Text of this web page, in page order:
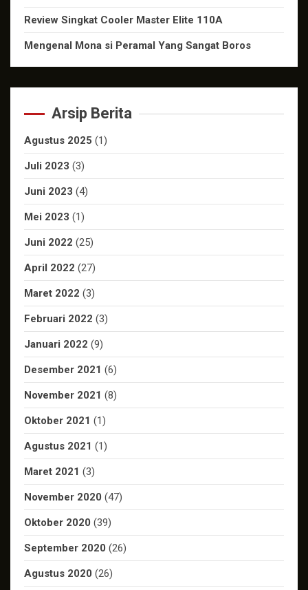
Review Singkat Cooler Master Elite 110A
Mengenal Mona si Peramal Yang Sangat Boros
Arsip Berita
Agustus 2025 (1)
Juli 2023 (3)
Juni 2023 (4)
Mei 2023 (1)
Juni 2022 (25)
April 2022 (27)
Maret 2022 (3)
Februari 2022 (3)
Januari 2022 (9)
Desember 2021 (6)
November 2021 (8)
Oktober 2021 (1)
Agustus 2021 (1)
Maret 2021 (3)
November 2020 (47)
Oktober 2020 (39)
September 2020 (26)
Agustus 2020 (26)